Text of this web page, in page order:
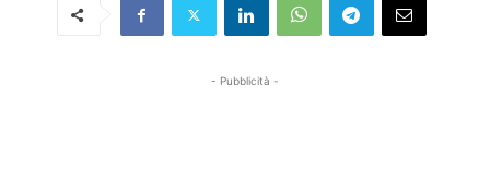
- Pubblicità -